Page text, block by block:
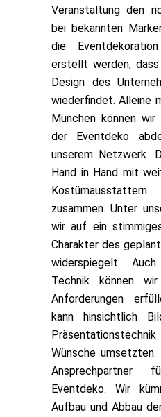
Veranstaltung den
bei bekannten
die
erstellt werden,
Design des
wiederfindet. Alleine
München können
der Eventdeko
unserem Netzwerk.
Hand in Hand mit
zusammen. Unter
wir auf ein
Charakter des
widerspiegelt.
Technik können
Anforderungen
kann hinsichtlich
Wünsche umsetzten.
Eventdeko. Wir
Aufbau und Abbau